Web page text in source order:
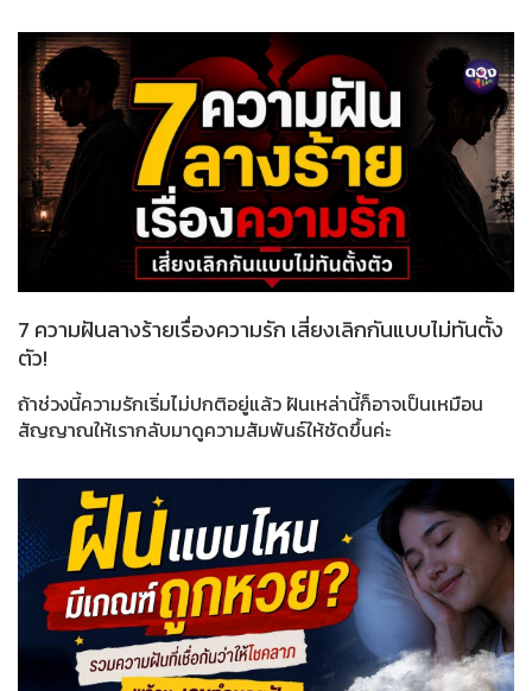
7 ความฝันลางร้ายเรื่องความรัก เสี่ยงเลิกกันแบบไม่ทันตั้ง
ตัว!
ถ้าช่วงนี้ความรักเริ่มไม่ปกติอยู่แล้ว ฝันเหล่านี้ก็อาจเป็นเหมือน
สัญญาณให้เรากลับมาดูความสัมพันธ์ให้ชัดขึ้นค่ะ